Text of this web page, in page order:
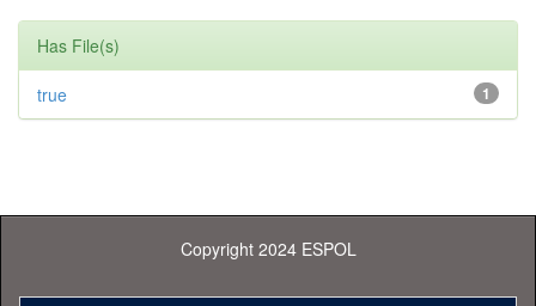
Has File(s)
1
true
Copyright 2024 ESPOL